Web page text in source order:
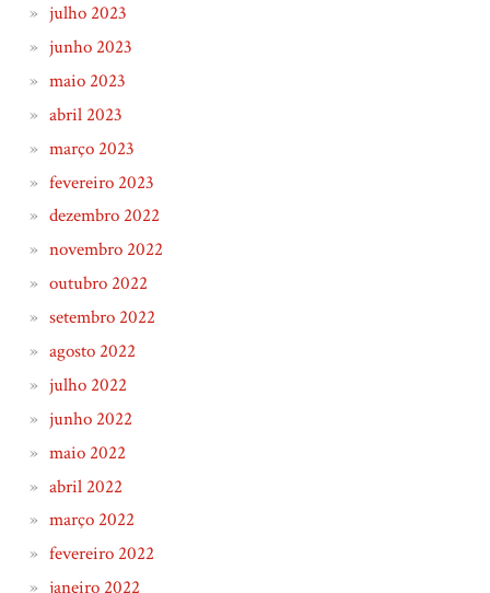
julho 2023
junho 2023
maio 2023
abril 2023
março 2023
fevereiro 2023
dezembro 2022
novembro 2022
outubro 2022
setembro 2022
agosto 2022
julho 2022
junho 2022
maio 2022
abril 2022
março 2022
fevereiro 2022
janeiro 2022